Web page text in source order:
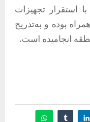
استقرار تجهیزات
بوده و به‌تدریج
انجامیده است.